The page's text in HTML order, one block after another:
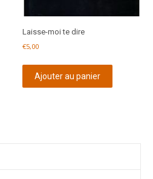
Laisse-moi te dire
€5,00
Ajouter au panier